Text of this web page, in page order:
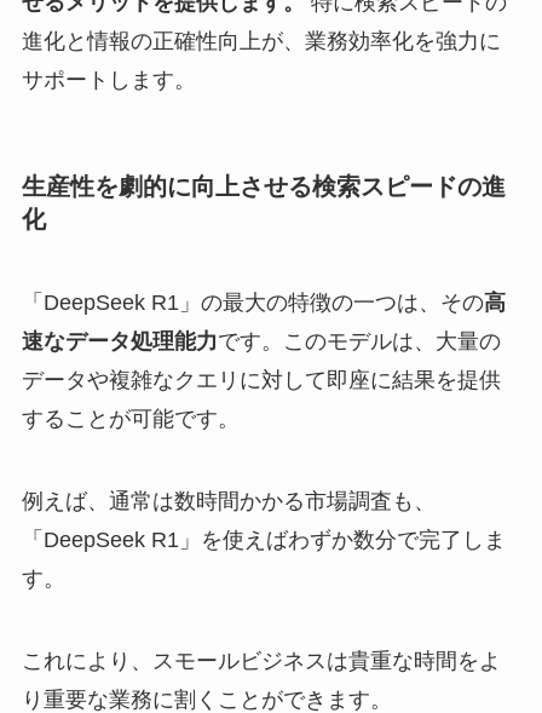
進化と情報の正確性向上が、業務効率化を強力に
サポートします。
生産性を劇的に向上させる検索スピードの進
化
「DeepSeek R1」の最大の特徴の一つは、その高
速なデータ処理能力です。このモデルは、大量の
データや複雑なクエリに対して即座に結果を提供
することが可能です。
例えば、通常は数時間かかる市場調査も、
「DeepSeek R1」を使えばわずか数分で完了しま
す。
これにより、スモールビジネスは貴重な時間をよ
り重要な業務に割くことができます。